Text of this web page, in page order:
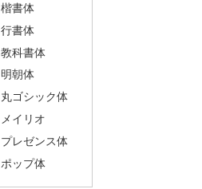
楷書体
行書体
教科書体
明朝体
丸ゴシック体
メイリオ
プレゼンス体
ポップ体